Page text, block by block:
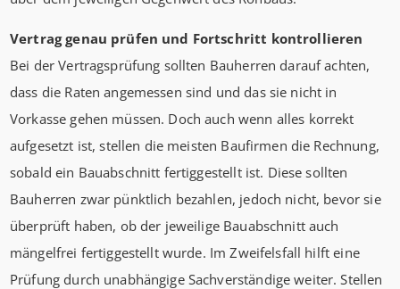
Vertrag genau prüfen und Fortschritt kontrollieren
Bei der Vertragsprüfung sollten Bauherren darauf achten,
dass die Raten angemessen sind und das sie nicht in
Vorkasse gehen müssen. Doch auch wenn alles korrekt
aufgesetzt ist, stellen die meisten Baufirmen die Rechnung,
sobald ein Bauabschnitt fertiggestellt ist. Diese sollten
Bauherren zwar pünktlich bezahlen, jedoch nicht, bevor sie
überprüft haben, ob der jeweilige Bauabschnitt auch
mängelfrei fertiggestellt wurde. Im Zweifelsfall hilft eine
Prüfung durch unabhängige Sachverständige weiter. Stellen